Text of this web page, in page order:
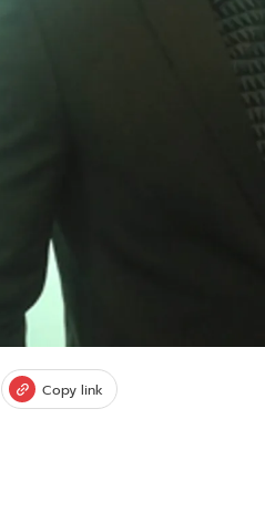
ประเทศไทย) จำกัด
Copy link